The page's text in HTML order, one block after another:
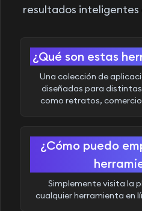
resultados
¿Qué son estas
Una colección de
diseñadas para
como retratos,
¿Cómo puedo
Simplemente visita la
cualquier herramienta en